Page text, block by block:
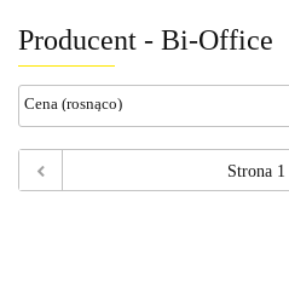
Producent - Bi-Office